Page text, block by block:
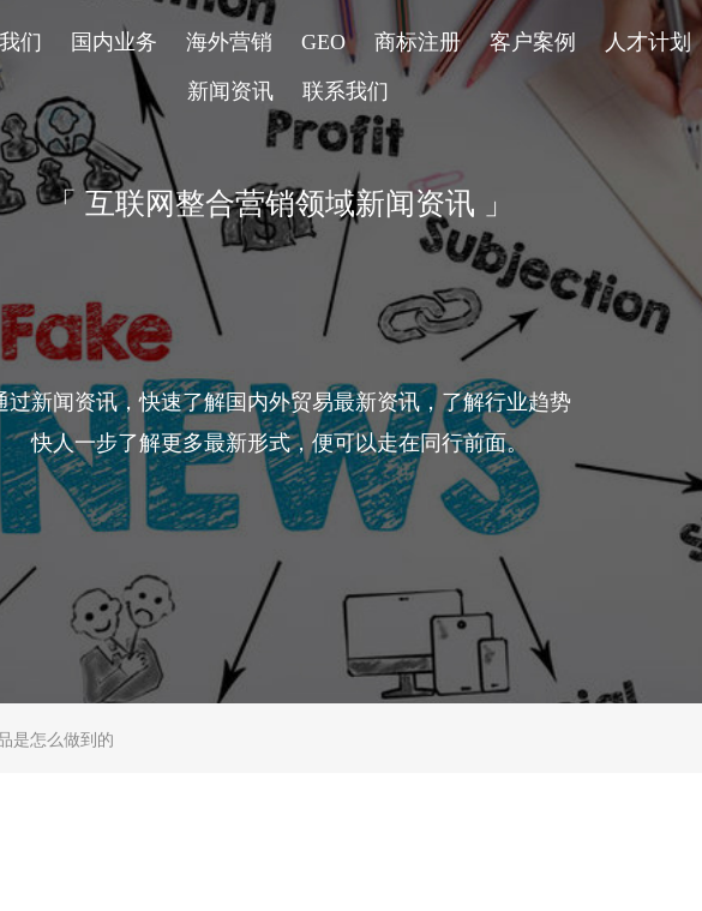
们 国内业务 海外营销 GEO 商标注册 客户案例 人才计划
新闻资讯 联系我们
「 互联网整合营销领域新闻资讯 」
过新闻资讯，快速了解国内外贸易最新资讯，了解行业趋势
快人一步了解更多最新形式，便可以走在同行前面。
是怎么做到的